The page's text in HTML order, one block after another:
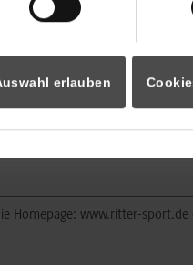
erlauben
Homepage: www.ritter-sport.de